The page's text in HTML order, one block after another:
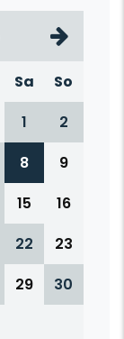
Sa
So
1
2
8
9
15
16
22
23
29
30